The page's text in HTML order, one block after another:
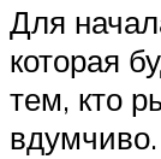
Для
которая
тем, кто
вдумчиво.